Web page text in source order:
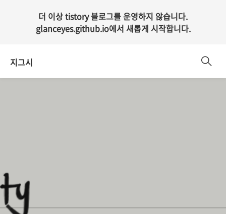
더 이상 tistory 블로그를 운영하지 않습니다.
glanceyes.github.io에서 새롭게 시작합니다.
지그시